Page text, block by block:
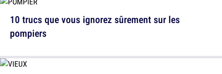
10 trucs que vous ignorez sûrement sur les
pompiers